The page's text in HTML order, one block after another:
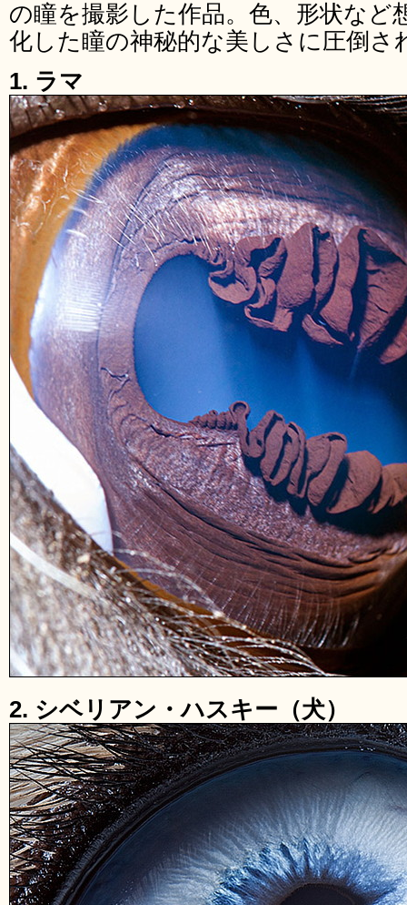
の瞳を撮影した作品。色、形状など
化した瞳の神秘的な美しさに圧倒さ
1. ラマ
2. シベリアン・ハスキー（犬）